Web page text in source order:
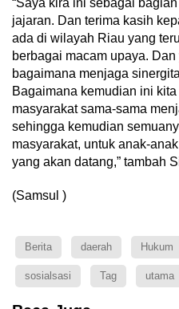
“Saya kira ini sebagai
jajaran. Dan terima kasih
ada di wilayah Riau yang
berbagai macam upaya.
bagaimana menjaga
Bagaimana kemudian ini
masyarakat sama-sama
sehingga kemudian
masyarakat, untuk anak-
yang akan datang,” tambah
(Samsul )
Berita daerah Hukum
sosialsasi Tag utama